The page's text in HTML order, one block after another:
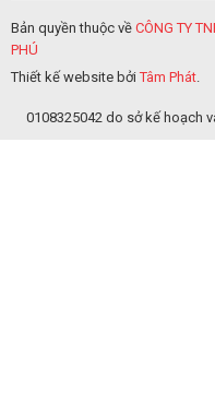
Bản quyền thuộc về CÔNG TY
PHÚ
Thiết kế website bởiTâm Phát.
0108325042 do sở kế hoạch